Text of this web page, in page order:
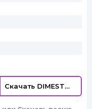
Скачать DIMESTRIX - Zombie